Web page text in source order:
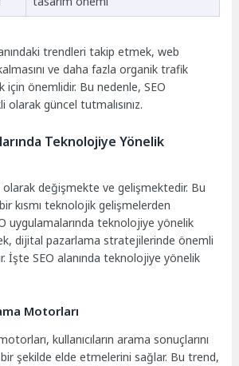
trendleri takip etmek, web
ve daha fazla organik trafik
için önemlidir. Bu nedenle, SEO
güncel tutmalısınız.
Teknolojiye Yönelik
olarak değişmekte ve gelişmektedir. Bu
kısmı teknolojik gelişmelerden
uygulamalarında teknolojiye yönelik
dijital pazarlama stratejilerinde önemli
İşte SEO alanında teknolojiye yönelik
Motorları
kullanıcıların arama sonuçlarını
bir şekilde elde etmelerini sağlar. Bu trend,